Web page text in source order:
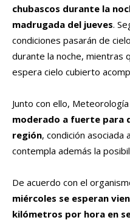
chubascos durante la
madrugada del jueves.
condiciones pasarán de
durante la noche, mientras
espera cielo cubierto
Junto con ello,
moderado a fuerte para
región, condición asociada
contempla además la
De acuerdo con el
miércoles se esperan
kilómetros por hora en